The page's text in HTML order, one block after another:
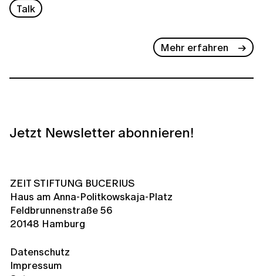
Talk
Mehr erfahren
Jetzt Newsletter abonnieren!
ZEIT STIFTUNG BUCERIUS
Haus am Anna-Politkowskaja-Platz
Feldbrunnenstraße 56
20148 Hamburg
Datenschutz
Impressum